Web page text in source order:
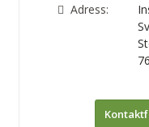
Adress: